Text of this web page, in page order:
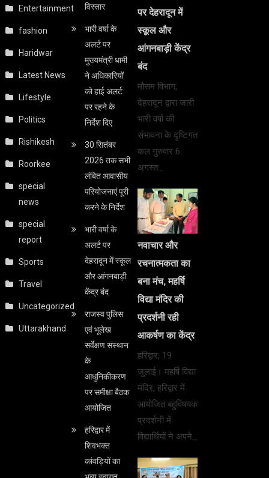
Entertainment
fashion
Haridwar
Latest News
Lifestyle
Politics
Rishikesh
Roorkee
special
news
special
report
Sports
Travel
Uncategorized
Uttarakhand
विस्तार
भारी वर्षा के
अलर्ट पर
मुख्यमंत्री धामी
ने अधिकारियों
को हाई अलर्ट
पर रहने के
निर्देश दिए
30 सितंबर
2026 तक सभी
लंबित आवासीय
परियोजनाएं पूरी
करने के निर्देश
भारी वर्षा के
अलर्ट पर
देहरादून में स्कूल
और आंगनबाड़ी
केंद्र बंद
राजस्व पुलिस
एवं भूलेख
सर्वेक्षण संस्थान
के
आधुनिकीकरण
पर समीक्षा बैठक
आयोजित
हरिद्वार में
शिवभक्त
कांवड़ियों का
पर देहरादून में
स्कूल और
आंगनबाड़ी केंद्र
बंद
मौसम विभाग,
देहरादून द्वारा जारी
भारी वर्षा की
संभावना के दृष्टिगत
कल गुरुवार 6
अगस्त…
नवाचार और
रचनात्मकता का
बना मंच, महर्षि
विद्या मंदिर की
प्रदर्शनी रही
आकर्षण का केंद्र
हरिद्वार, 19
जुलाई। महर्षि विद्या
मंदिर, हरिद्वार में
आयोजित बहुविषयक
प्रदर्शनी में
विद्यार्थियों ने अपने…